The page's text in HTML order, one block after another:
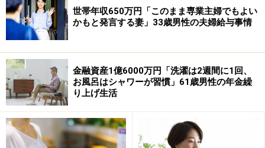
株主優待目的で最も買ってよかった銘柄は、
ルディングス＜9861＞、ミニストップ＜9946＞
世帯年収650万円「このまま専業主婦でもよい
かもと発言する妻」33歳男性の夫婦給与事情
金融資産1億6000万円「洗濯は2週間に1回、
お風呂はシャワーが習慣」61歳男性の年金繰
り上げ生活